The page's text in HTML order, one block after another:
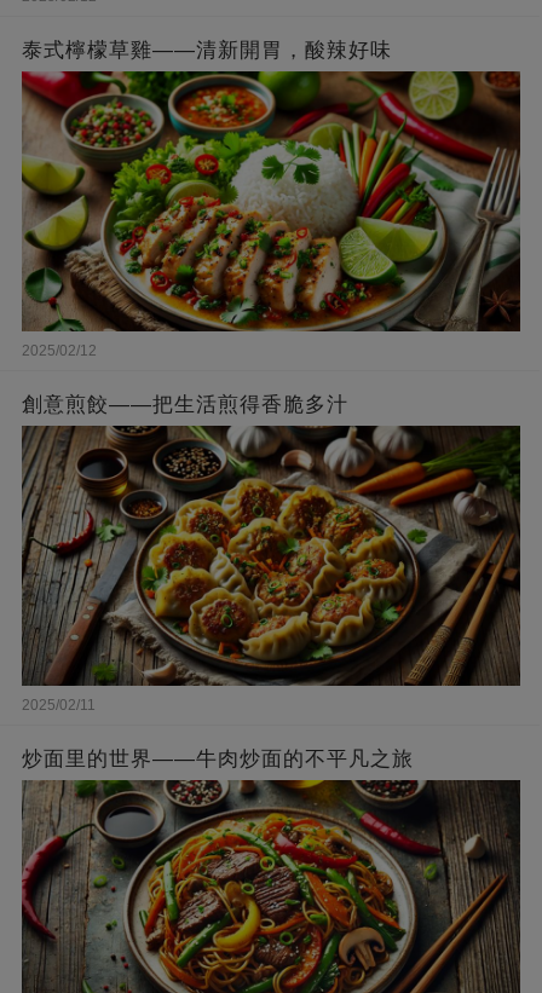
泰式檸檬草雞——清新開胃，酸辣好味
2025/02/12
創意煎餃——把生活煎得香脆多汁
2025/02/11
炒面里的世界——牛肉炒面的不平凡之旅